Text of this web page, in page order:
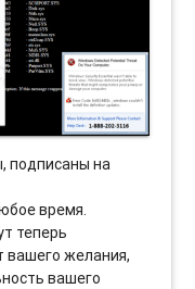
подписаны на
время.
теперь
вашего желания,
вашего